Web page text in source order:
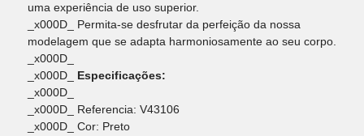
uma experiência de uso superior.
_x000D_ Permita-se desfrutar da perfeição da nossa
modelagem que se adapta harmoniosamente ao seu corpo.
_x000D_
_x000D_ Especificações:
_x000D_
_x000D_ Referencia: V43106
_x000D_ Cor: Preto